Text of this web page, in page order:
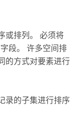
或排列。 必须将
段。 许多空间排
的方式对要素进行
录的子集进行排序